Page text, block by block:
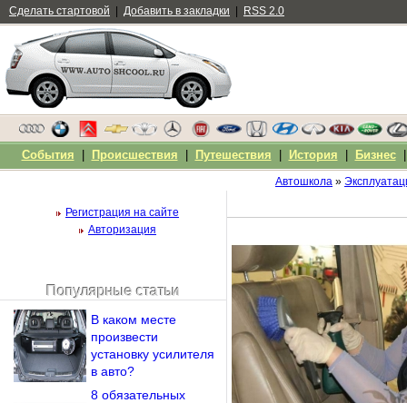
Автошкола »
Регистрация на сайте
Авторизация
Напомнить пароль?
Популярные статьи
В каком месте
произвести
установку усилителя
в авто?
8 обязательных
Сделать стартовой Добавить в закладки RSS 2.0
События Происшествия Путешествия История Бизнес